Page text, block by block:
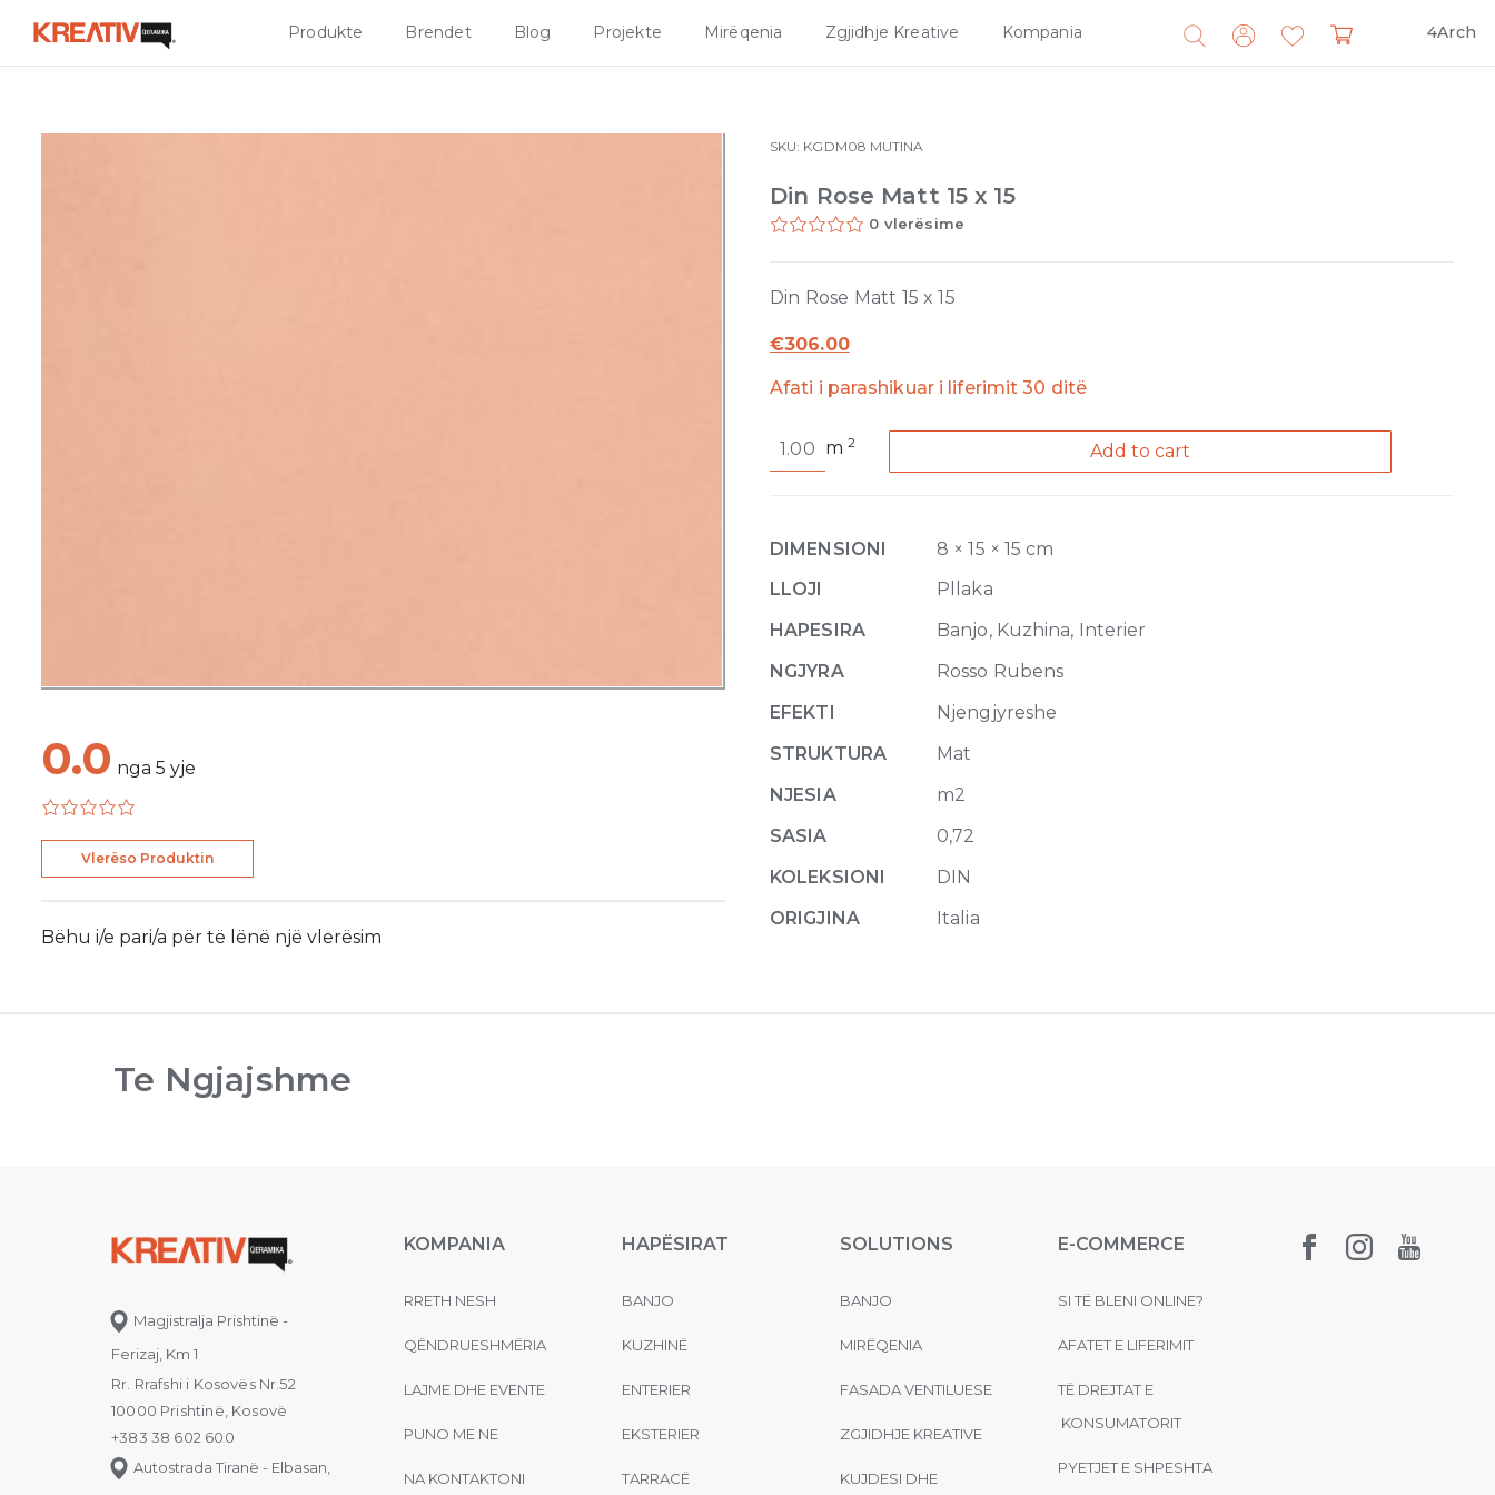
Produkte Brendet Blog Projekte Mirëqenia Zgjidhje Kreative Kompania 4Arch
Search
for:
0.0 nga 5 yje
Vlerëso Produktin
Bëhu i/e pari/a për të lënë një vlerësim
SKU: KGDM08 MUTINA
Din Rose Matt 15 x 15
0 vlerësime
Din Rose Matt 15 x 15
€306.00
Afati i parashikuar i liferimit 30 ditë
Rose
15
quantity
m2 Add to cart
DIMENSIONI
8 × 15 × 15 cm
LLOJI
Pllaka
HAPESIRA
Banjo, Kuzhina, Interier
NGJYRA
Rosso Rubens
EFEKTI
Njengjyreshe
STRUKTURA
Mat
NJESIA
m2
SASIA
0,72
KOLEKSIONI
DIN
ORIGJINA
Italia
Te Ngjajshme
Magjistralja Prishtinë -
Ferizaj, Km 1
Rr. Rrafshi i Kosovës Nr.52
10000 Prishtinë, Kosovë
+383 38 602 600
Autostrada Tiranë - Elbasan,
KOMPANIA
RRETH NESH
QËNDRUESHMËRIA
LAJME DHE EVENTE
PUNO ME NE
NA KONTAKTONI
HAPËSIRAT
BANJO
KUZHINË
ENTERIER
EKSTERIER
TARRACË
SOLUTIONS
BANJO
MIRËQENIA
FASADA VENTILUESE
ZGJIDHJE KREATIVE
KUJDESI DHE
E-COMMERCE
SI TË BLENI ONLINE?
AFATET E LIFERIMIT
TË DREJTAT E
KONSUMATORIT
PYETJET E SHPESHTA